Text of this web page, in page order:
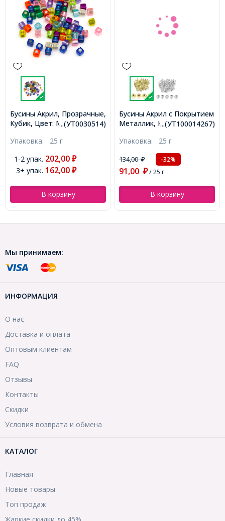
...(УТ100014267)
Бусины Акрил с Покрытием
Металлик, Круглые,
1.5мм, около 90шт/25г,
Упаковка: 25 г
134,00₽ -32%
91,00 ₽/ 25 г
В корзину
...(УТ100014268)
Бусины Акриловые Круглые
с Покрытием Металлик,
1.5мм, около 100шт/25г,
(УТ100014268)
Упаковка: 25 г
135,00 -28%
97,00 ₽/ 25 г
В корзину
Мы принимаем:
ИНФОРМАЦИЯ
О нас
Доставка и оплата
Оптовым клиентам
FAQ
Отзывы
Контакты
Скидки
Условия возврата и обмена
КАТАЛОГ
Главная
Новые товары
Топ продаж